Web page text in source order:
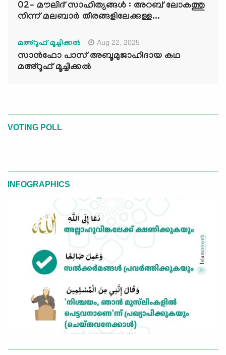
02- മൗലിദ് സാഹിത്യങ്ങൾ : അറബ് ലോകത്തു
നിന്ന് മലബാർ തീരങ്ങളിലേക്കുള്ള...
മഅ്റൂഫ് മൂച്ചിക്കല്‍ Aug 22, 2025
സാൻഫോ പാസ് അബൂമുജാഹിദായ കഥ
മഅ്റൂഫ് മൂച്ചിക്കല്‍
VOTING POLL
INFOGRAPHICS